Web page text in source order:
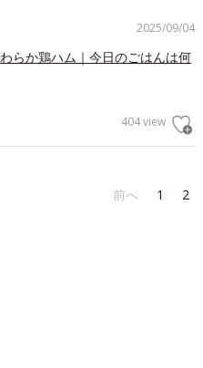
2025/09/04
らか鶏ハム｜今日のごはんは何
404 view
前へ 1 2